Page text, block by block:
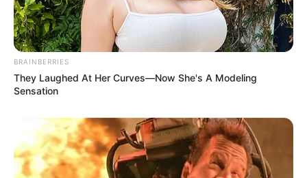
BRAINBERRIES
They Laughed At Her Curves—Now She's A Modeling
Sensation